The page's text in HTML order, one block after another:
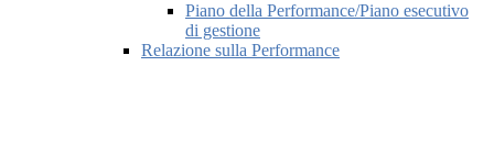
Piano della Performance/Piano esecutivo
di gestione
Relazione sulla Performance